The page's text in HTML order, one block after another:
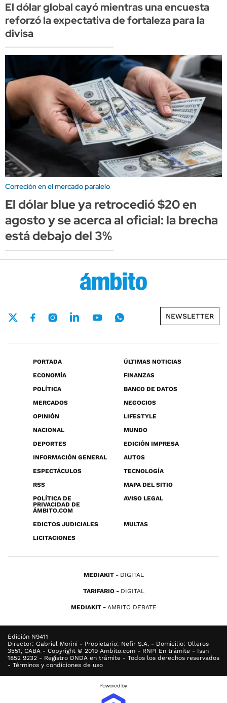
El dólar global cayó mientras una encuesta
reforzó la expectativa de fortaleza para la
divisa
Correción en el mercado paralelo
El dólar blue ya retrocedió $20 en
agosto y se acerca al oficial: la brecha
está debajo del 3%
NEWSLETTER
PORTADA
ÚLTIMAS NOTICIAS
ECONOMÍA
FINANZAS
POLÍTICA
BANCO DE DATOS
MERCADOS
NEGOCIOS
OPINIÓN
LIFESTYLE
NACIONAL
MUNDO
DEPORTES
EDICIÓN IMPRESA
INFORMACIÓN GENERAL
AUTOS
ESPECTÁCULOS
TECNOLOGÍA
RSS
MAPA DEL SITIO
POLÍTICA DE
PRIVACIDAD DE
ÁMBITO.COM
AVISO LEGAL
EDICTOS JUDICIALES
MULTAS
LICITACIONES
MEDIAKIT DIGITAL
TARIFARIO DIGITAL
MEDIAKIT AMBITO DEBATE
Edición N9411
Director: Gabriel Morini - Propietario: Nefir S.A. - Domicilio: Olleros
3551, CABA - Copyright © 2019 Ambito.com - RNPI En trámite - Issn
1852 9232 - Registro DNDA en trámite - Todos los derechos reservados
- Términos y condiciones de uso